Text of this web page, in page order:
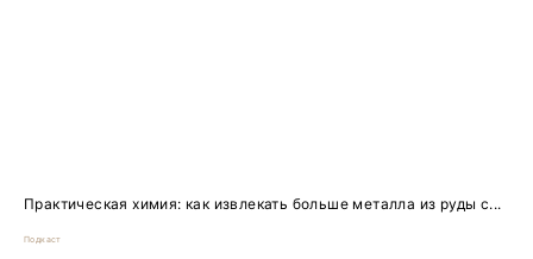
Практическая химия: как извлекать больше металла из руды с...
Подкаст